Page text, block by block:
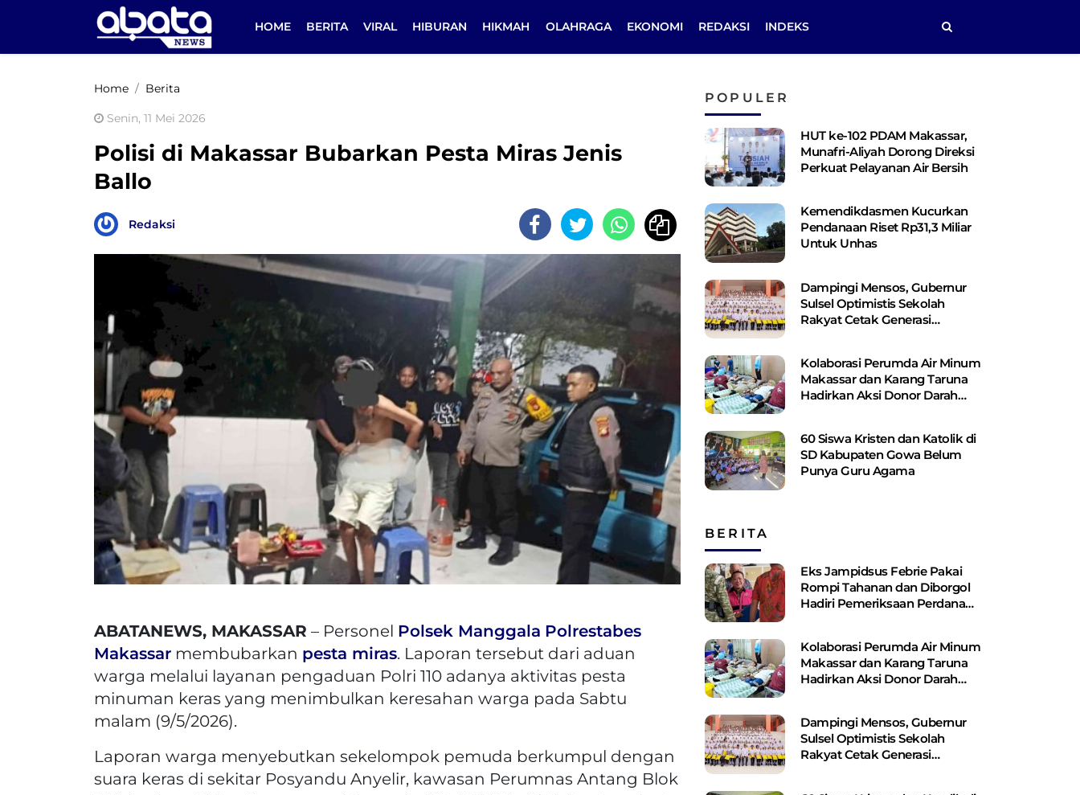
HOME BERITA VIRAL HIBURAN HIKMAH OLAHRAGA EKONOMI REDAKSI INDEKS
Home Berita
Senin, 11 Mei 2026
Polisi di Makassar Bubarkan Pesta Miras Jenis
Ballo
Redaksi
ABATANEWS, MAKASSAR – Personel Polsek Manggala Polrestabes
Makassar membubarkan pesta miras. Laporan tersebut dari aduan
warga melalui layanan pengaduan Polri 110 adanya aktivitas pesta
minuman keras yang menimbulkan keresahan warga pada Sabtu
malam (9/5/2026).
Laporan warga menyebutkan sekelompok pemuda berkumpul dengan
suara keras di sekitar Posyandu Anyelir, kawasan Perumnas Antang Blok
POPULER
HUT ke-102 PDAM Makassar,
Munafri-Aliyah Dorong Direksi
Perkuat Pelayanan Air Bersih
Kemendikdasmen Kucurkan
Pendanaan Riset Rp31,3 Miliar
Untuk Unhas
Dampingi Mensos, Gubernur
Sulsel Optimistis Sekolah
Rakyat Cetak Generasi
Kolaborasi Perumda Air Minum
Makassar dan Karang Taruna
Hadirkan Aksi Donor Darah
60 Siswa Kristen dan Katolik di
SD Kabupaten Gowa Belum
Punya Guru Agama
BERITA
Eks Jampidsus Febrie Pakai
Rompi Tahanan dan Diborgol
Hadiri Pemeriksaan Perdana
Kolaborasi Perumda Air Minum
Makassar dan Karang Taruna
Hadirkan Aksi Donor Darah
Dampingi Mensos, Gubernur
Sulsel Optimistis Sekolah
Rakyat Cetak Generasi